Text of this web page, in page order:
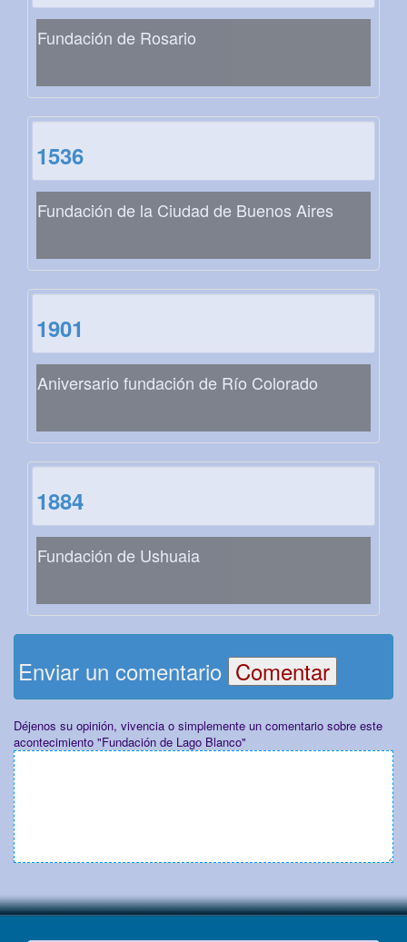
Fundación de Rosario
1536
Fundación de la Ciudad de Buenos Aires
1901
Aniversario fundación de Río Colorado
1884
Fundación de Ushuaia
Enviar un comentario
Déjenos su opinión, vivencia o simplemente un comentario sobre este
acontecimiento "Fundación de Lago Blanco"